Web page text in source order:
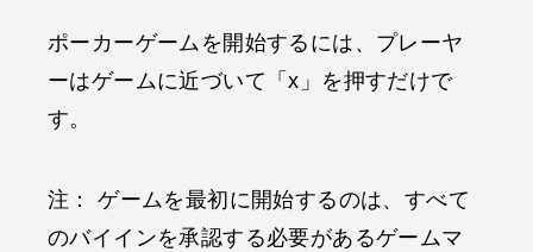
ポーカーゲームを開始するには、プレーヤ
ーはゲームに近づいて「x」を押すだけで
す。
注： ゲームを最初に開始するのは、すべて
のバイインを承認する必要があるゲームマ